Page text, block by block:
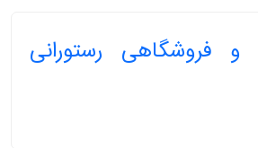
فروشگاهی رستورانی